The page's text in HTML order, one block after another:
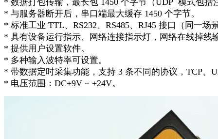
* 数据打包传输，最长包 1450 个字节（UDP 模式包括
* 与服务器断开后，串口端最大缓存 1450 个字节。
* 标准工业 TTL、RS232、RS485、RJ45 接口（同一场
* 具有设备运行指示、网络连接指示灯，网络在线掉线
* 提供用户设置软件。
* 多种输入波特率可设置。
* 带数据定时采集功能，支持 3 条不同的协议，TCP、
* 电压范围：DC+9V ~ +24V。